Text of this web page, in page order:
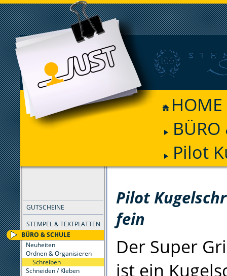
HOME
BÜRO
Pilot
GUTSCHEINE
STEMPEL & TEXTPLATTEN
BÜRO & SCHULE
Neuheiten
Ordnen & Organisieren
Schreiben
Schneiden / Kleben
Pilot
fein
Der Super
ist ein